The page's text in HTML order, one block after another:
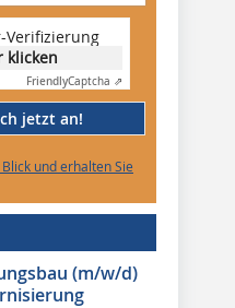
Verifizierung
klicken
FriendlyCaptcha ⇗
jetzt an!
und erhalten Sie
(m/w/d)